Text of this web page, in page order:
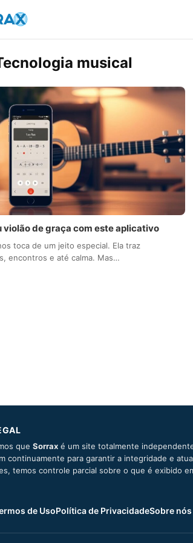
musical
violão de graça com este aplicativo
toca de um jeito especial. Ela traz
encontros e até calma. Mas…
que Sorrax é um site totalmente
continuamente para garantir a integridade e
temos controle parcial sobre o que é exibido
de UsoPolítica de PrivacidadeSobre nós